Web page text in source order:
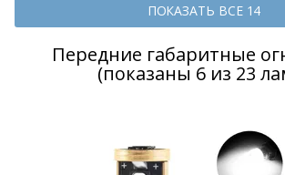
ПОКАЗАТЬ ВСЕ 14
Передние габаритные
(показаны 6 из 23